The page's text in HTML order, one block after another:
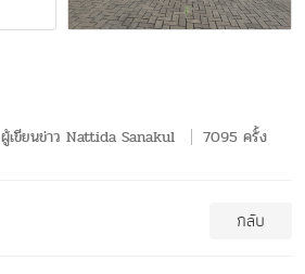
ผู้เขียนข่าว Nattida Sanakul 7095 ครั้ง
กลับ